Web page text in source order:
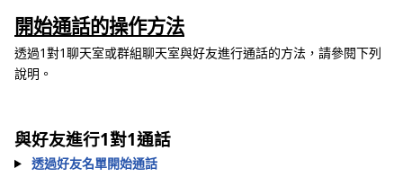
開始通話的操作方法
透過1對1聊天室或群組聊天室與好友進行通話的方法，請參閱下列
說明。
與好友進行1對1通話
透過好友名單開始通話